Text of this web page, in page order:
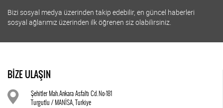
Bizi sosyal medya üzerinden takip edebilir, en güncel haberleri
sosyal ağlarımız üzerinden ilk öğrenen siz olabilirsiniz.
BİZE ULAŞIN
Şehitler Mah.Ankara Asfaltı Cd.No:181
Turgutlu / MANİSA, Turkiye